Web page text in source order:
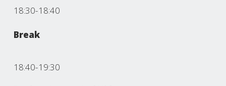
18:30-18:40
Break
18:40-19:30